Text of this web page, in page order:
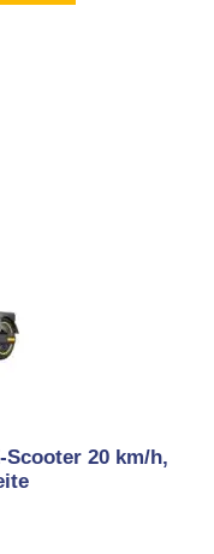
Scooter 20 km/h,